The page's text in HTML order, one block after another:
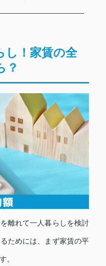
し！家賃の全
？
離れて一人暮らしを検討
ためには、まず家賃の平
。